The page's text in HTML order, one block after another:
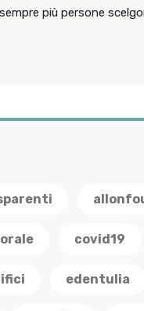
più persone
covid19
edentulia